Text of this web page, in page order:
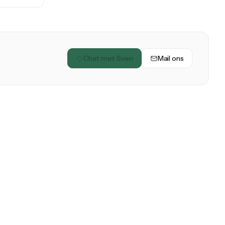
Chat met Sven Mail ons